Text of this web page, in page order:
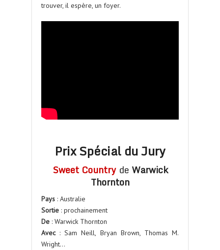
trouver, il espère, un foyer.
Prix Spécial du Jury
Sweet Country de Warwick
Thornton
Pays : Australie
Sortie : prochainement
De : Warwick Thornton
Avec: Sam Neill, Bryan Brown, Thomas M.
Wright…